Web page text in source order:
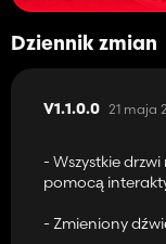
Dziennik zmian
V1.1.0.0 21 maja
- Wszystkie
pomocą
- Zmieniony